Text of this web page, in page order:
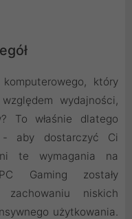
który
wydajności,
To właśnie dlatego
- aby dostarczyć Ci
te wymagania na
Gaming zostały
niskich
użytkowania.